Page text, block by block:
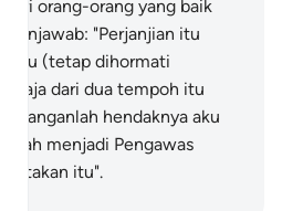
dari orang-orang yang baik
menjawab: "Perjanjian itu
(tetap dihormati
dari dua tempoh itu
janganlah hendaknya aku
menjadi Pengawas
katakan itu".